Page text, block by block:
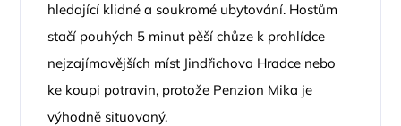
hledající klidné a soukromé ubytování. Hostům
stačí pouhých 5 minut pěší chůze k prohlídce
nejzajímavějších míst Jindřichova Hradce nebo
ke koupi potravin, protože Penzion Mika je
výhodně situovaný.